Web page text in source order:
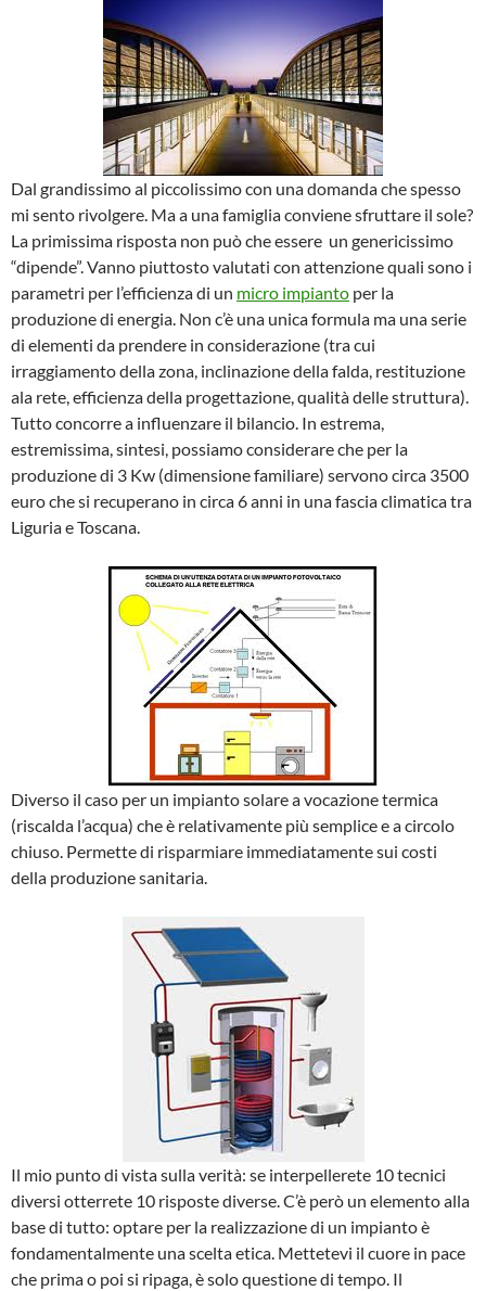
Dal grandissimo al piccolissimo con una domanda che spesso
mi sento rivolgere. Ma a una famiglia conviene sfruttare il sole?
La primissima risposta non può che essere un genericissimo
“dipende”. Vanno piuttosto valutati con attenzione quali sono i
parametri per l’efficienza di un micro impianto per la
produzione di energia. Non c’è una unica formula ma una serie
di elementi da prendere in considerazione (tra cui
irraggiamento della zona, inclinazione della falda, restituzione
ala rete, efficienza della progettazione, qualità delle struttura).
Tutto concorre a influenzare il bilancio. In estrema,
estremissima, sintesi, possiamo considerare che per la
produzione di 3 Kw (dimensione familiare) servono circa 3500
euro che si recuperano in circa 6 anni in una fascia climatica tra
Liguria e Toscana.
Diverso il caso per un impianto solare a vocazione termica
(riscalda l’acqua) che è relativamente più semplice e a circolo
chiuso. Permette di risparmiare immediatamente sui costi
della produzione sanitaria.
Il mio punto di vista sulla verità: se interpellerete 10 tecnici
diversi otterrete 10 risposte diverse. C’è però un elemento alla
base di tutto: optare per la realizzazione di un impianto è
fondamentalmente una scelta etica. Mettetevi il cuore in pace
che prima o poi si ripaga, è solo questione di tempo. Il